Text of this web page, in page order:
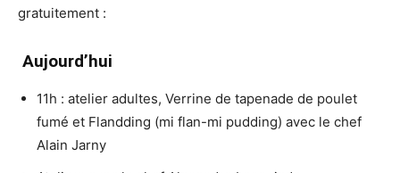
gratuitement :
Aujourd’hui
11h : atelier adultes, Verrine de tapenade de poulet
fumé et Flandding (mi flan-mi pudding) avec le chef
Alain Jarny